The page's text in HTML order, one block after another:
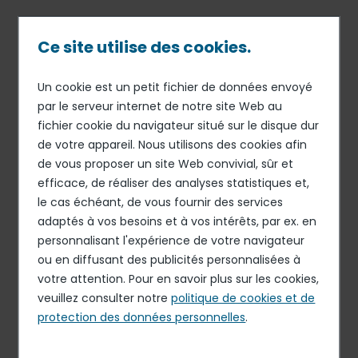
principal
Fil
d'Ariane
Publié le 08 Juil. 2026
Elior
Plongeur (H/F)
Postuler à cette offre
CDI
SARCELLES, FRANCE
Ce site utilise des cookies.
Un cookie est un petit fichier de données envoyé
par le serveur internet de notre site Web au
fichier cookie du navigateur situé sur le disque dur
de votre appareil. Nous utilisons des cookies afin
de vous proposer un site Web convivial, sûr et
efficace, de réaliser des analyses statistiques et,
le cas échéant, de vous fournir des services
adaptés à vos besoins et à vos intérêts, par ex. en
personnalisant l'expérience de votre navigateur
ou en diffusant des publicités personnalisées à
votre attention. Pour en savoir plus sur les cookies,
veuillez consulter notrepolitique de cookies et de
protection des données personnelles.